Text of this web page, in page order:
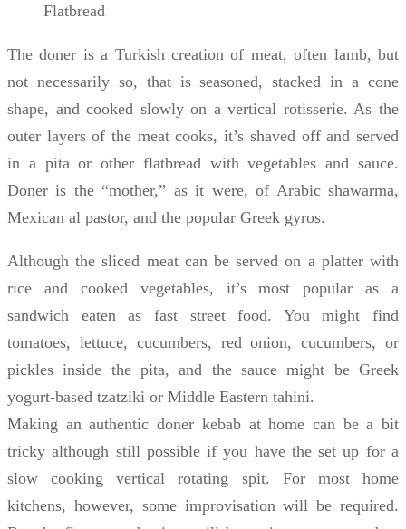
Flatbread
The doner is a Turkish creation of meat, often lamb, but
not necessarily so, that is seasoned, stacked in a cone
shape, and cooked slowly on a vertical rotisserie. As the
outer layers of the meat cooks, it’s shaved off and served
in a pita or other flatbread with vegetables and sauce.
Doner is the “mother,” as it were, of Arabic shawarma,
Mexican al pastor, and the popular Greek gyros.
Although the sliced meat can be served on a platter with
rice and cooked vegetables, it’s most popular as a
sandwich eaten as fast street food. You might find
tomatoes, lettuce, cucumbers, red onion, cucumbers, or
pickles inside the pita, and the sauce might be Greek
yogurt-based tzatziki or Middle Eastern tahini.
Making an authentic doner kebab at home can be a bit
tricky although still possible if you have the set up for a
slow cooking vertical rotating spit. For most home
kitchens, however, some improvisation will be required.